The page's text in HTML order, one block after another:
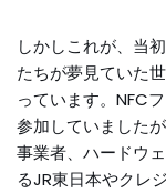
しかしこれが、当
たちが夢見ていた
っています。NFC
参加していました
事業者、ハードウ
るJR東日本やクレ